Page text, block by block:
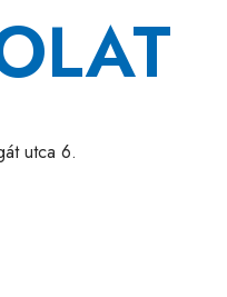
utca 6.